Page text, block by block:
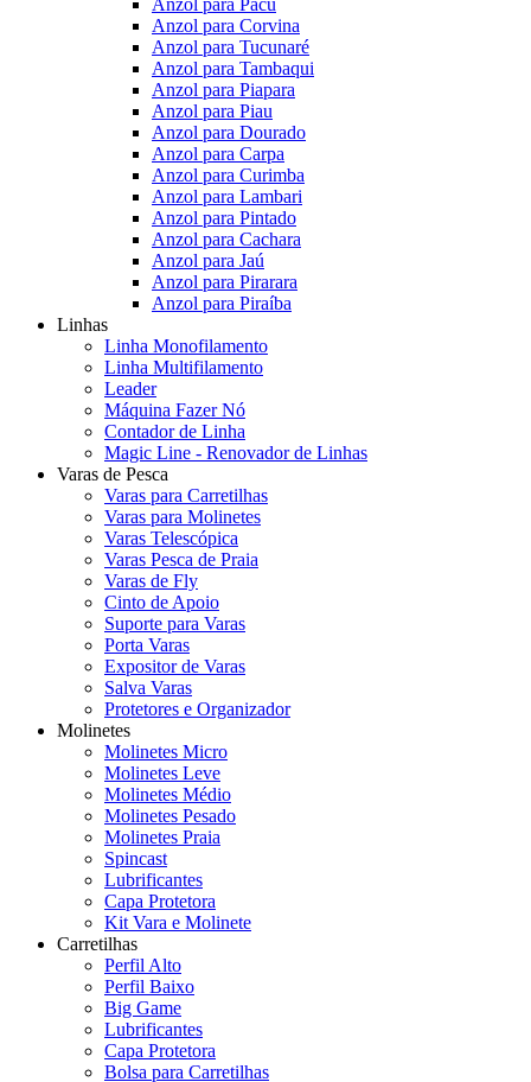
Anzol para Pacu
Anzol para Corvina
Anzol para Tucunaré
Anzol para Tambaqui
Anzol para Piapara
Anzol para Piau
Anzol para Dourado
Anzol para Carpa
Anzol para Curimba
Anzol para Lambari
Anzol para Pintado
Anzol para Cachara
Anzol para Jaú
Anzol para Pirarara
Anzol para Piraíba
Linhas
Linha Monofilamento
Linha Multifilamento
Leader
Máquina Fazer Nó
Contador de Linha
Magic Line - Renovador de Linhas
Varas de Pesca
Varas para Carretilhas
Varas para Molinetes
Varas Telescópica
Varas Pesca de Praia
Varas de Fly
Cinto de Apoio
Suporte para Varas
Porta Varas
Expositor de Varas
Salva Varas
Protetores e Organizador
Molinetes
Molinetes Micro
Molinetes Leve
Molinetes Médio
Molinetes Pesado
Molinetes Praia
Spincast
Lubrificantes
Capa Protetora
Kit Vara e Molinete
Carretilhas
Perfil Alto
Perfil Baixo
Big Game
Lubrificantes
Capa Protetora
Bolsa para Carretilhas